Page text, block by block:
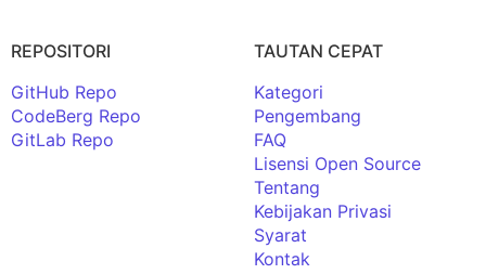
REPOSITORI
GitHub Repo
CodeBerg Repo
GitLab Repo
TAUTAN CEPAT
Kategori
Pengembang
FAQ
Lisensi Open Source
Tentang
Kebijakan Privasi
Syarat
Kontak